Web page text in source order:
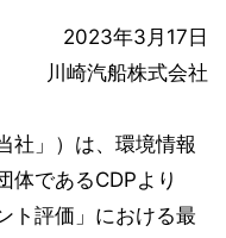
2023年3月17日
川崎汽船株式会社
社」）は、環境情報
体であるCDPより
ト評価」における最